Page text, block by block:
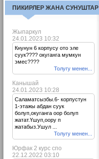
ПИКИРЛЕР ЖАНА СУНУШТАР
Жыпаркул
24.01.2023 10:32
Кнунун 6 корпусу ото эле
суук???? окуганга мумкун
эмес????
Толугу менен...
Канышай
24.01.2023 10:28
Саламатсызбы.6- корпустун
1-этажы абдан суук
болуп,окуганга оор болуп
жатат.Үшуп,оору п
жатабыз.Ушул ...
Толугу менен...
Юрфак 2 курс спо
22.12.2022 03:10